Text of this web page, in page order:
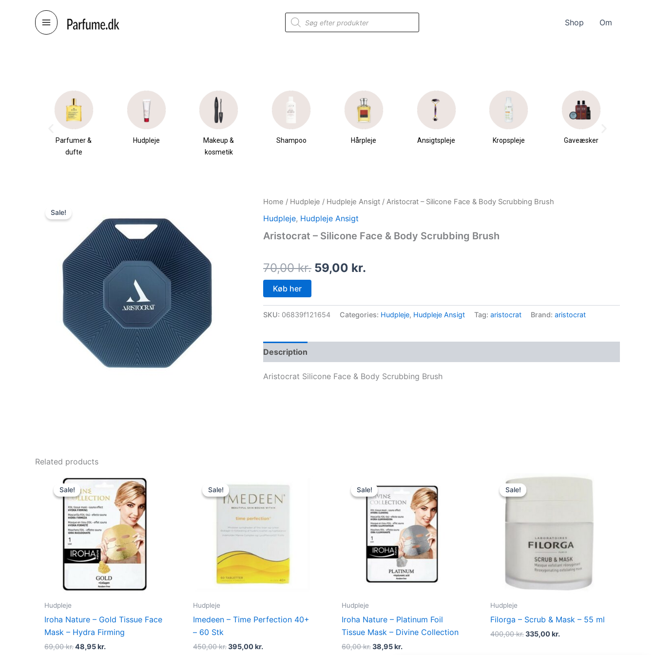
Products
search
Shop Om
Parfumer &
dufte
Hudpleje
Makeup &
kosmetik
Shampoo Hårpleje Ansigtspleje Kropspleje Gaveæsker
Sale!
Home / Hudpleje / Hudpleje Ansigt / Aristocrat – Silicone Face & Body Scrubbing Brush
Hudpleje, Hudpleje Ansigt
Aristocrat – Silicone Face & Body Scrubbing Brush
70,00kr.
Original
price
was:
70,00 kr..
59,00 kr.
Current
is:
Køb her
SKU: 06839f121654 Categories: Hudpleje, Hudpleje Ansigt Tag: aristocrat Brand: aristocrat
Description
Aristocrat Silicone Face & Body Scrubbing Brush
Related products
Sale!
Sale!
Hudpleje
Iroha Nature – Gold Tissue Face
Mask – Hydra Firming
69,00kr.
Original
was:
69,00 kr..
48,95kr.
Current
price
is:
48,95 kr..
Sale!
Sale!
Hudpleje
Imedeen – Time Perfection 40+
– 60 Stk
450,00kr.
price
was:
450,00 kr..
395,00kr.
price
is:
395,00 kr..
Sale!
Sale!
Hudpleje
Iroha Nature – Platinum Foil
Tissue Mask – Divine Collection
60,00kr.
price
was:
60,00 kr..
38,95kr.
price
38,95 kr..
Sale!
Sale!
Hudpleje
Filorga – Scrub & Mask – 55 ml
400,00kr.
Original
price
was:
335,00kr.
Current